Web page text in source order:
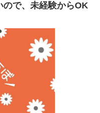
ので、未経験からOK